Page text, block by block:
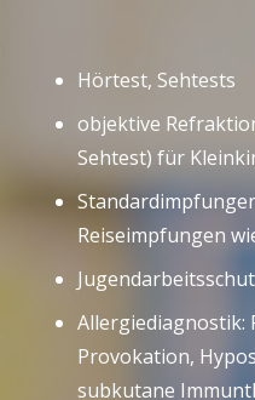
Hörtest, Sehtests
objektive
Sehtest) für
Reiseimpfungen
Allergiediagnostik:
Provokation,
subkutane